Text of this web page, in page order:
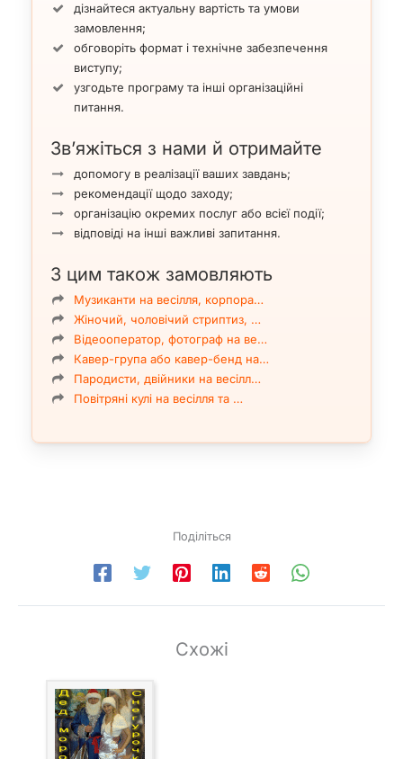
дізнайтеся актуальну вартість та умови
замовлення;
обговоріть формат і технічне забезпечення
виступу;
узгодьте програму та інші організаційні
питання.
Зв’яжіться з нами й отримайте
допомогу в реалізації ваших завдань;
рекомендації щодо заходу;
організацію окремих послуг або всієї події;
відповіді на інші важливі запитання.
З цим також замовляють
Музиканти на весілля, корпора…
Жіночий, чоловічий стриптиз, …
Відеооператор, фотограф на ве…
Кавер-група або кавер-бенд на…
Пародисти, двійники на весілл…
Повітряні кулі на весілля та …
Поділіться
Схожі